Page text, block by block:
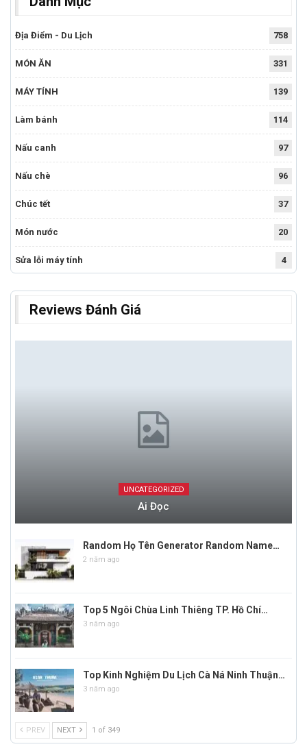
Địa Điểm - Du Lịch 758
MÓN ĂN 331
MÁY TÍNH 139
Làm bánh 114
Nấu canh 97
Nấu chè 96
Chúc tết 37
Món nước 20
Sửa lỗi máy tính 4
Reviews Đánh Giá
UNCATEGORIZED
Ai Đọc
Random Họ Tên Generator Random Name…
2 năm ago
Top 5 Ngôi Chùa Linh Thiêng TP. Hồ Chí…
3 năm ago
Top Kinh Nghiệm Du Lịch Cà Ná Ninh Thuận…
3 năm ago
PREV NEXT 1 of 349